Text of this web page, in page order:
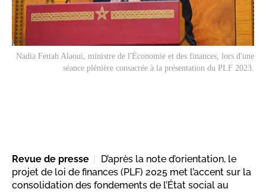
Nadia Fettah Alaoui, ministre de l'Économie et des finances, lors d'une
séance plénière consacrée à la présentation du PLF 2023.
Revue de presse
D’après la note d’orientation, le
projet de loi de finances (PLF) 2025 met l’accent sur la
consolidation des fondements de l’État social au